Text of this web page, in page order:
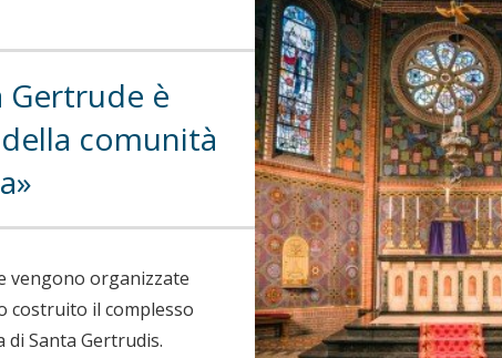
Gertrude è
comunità
vengono organizzate
costruito il complesso
di Santa Gertrudis.